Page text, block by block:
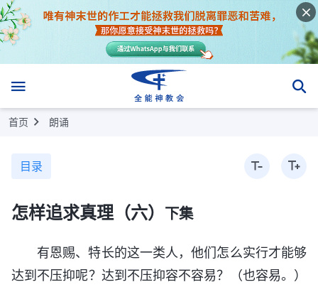
首页 朗诵
目录
怎样追求真理（六） 下集
有恩赐、特长的这一类人，他们怎么实行才能够
达到不压抑呢？达到不压抑容不容易？（也容易。）